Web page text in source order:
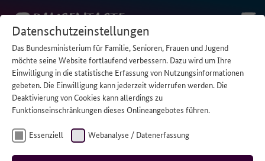
STARTSEITE/FÜR ELTERN/ INTERVIEW: IMPULSE EINER
BETROFFENEN MUTTER
Interview: Impulse einer betroffenen Mutter
„Wir haben uns das Glück unserer Familie
nicht nehmen lassen.“
Datenschutzeinstellungen
Das Bundesministerium für Familie, Senioren, Frauen und Jugend
möchte seine Website fortlaufend verbessern. Dazu wird um Ihre
Einwilligung in die statistische Erfassung von Nutzungsinformationen
gebeten. Die Einwilligung kann jederzeit widerrufen werden. Die
Deaktivierung von Cookies kann allerdings zu
Funktionseinschränkungen dieses Onlineangebotes führen.
Essenziell Webanalyse / Datenerfassung